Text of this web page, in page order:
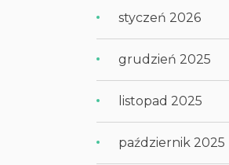
styczeń 2026
grudzień 2025
listopad 2025
październik 2025